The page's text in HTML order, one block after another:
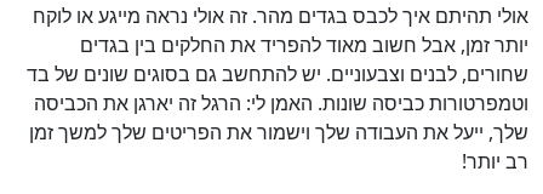
אולי תהיתם איך לכבס בגדים מהר. זה אולי נראה מייגע או לוקח
יותר זמן, אבל חשוב מאוד להפריד את החלקים בין בגדים
שחורים, לבנים וצבעוניים. יש להתחשב גם בסוגים שונים של בד
וטמפרטורות כביסה שונות. האמן לי: הרגל זה יארגן את הכביסה
שלך, ייעל את העבודה שלך וישמור את הפריטים שלך למשך זמן
רב יותר!